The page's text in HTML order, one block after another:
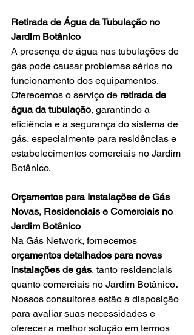
Retirada de Água da Tubulação no
Jardim Botânico
A presença de água nas tubulações de
gás pode causar problemas sérios no
funcionamento dos equipamentos.
Oferecemos o serviço de retirada de
água da tubulação, garantindo a
eficiência e a segurança do sistema de
gás, especialmente para residências e
estabelecimentos comerciais no Jardim
Botânico.
Orçamentos para Instalações de Gás
Novas, Residenciais e Comerciais no
Jardim Botânico
Na Gás Network, fornecemos
orçamentos detalhados para novas
instalações de gás, tanto residenciais
quanto comerciais no Jardim Botânico.
Nossos consultores estão à disposição
para avaliar suas necessidades e
oferecer a melhor solução em termos